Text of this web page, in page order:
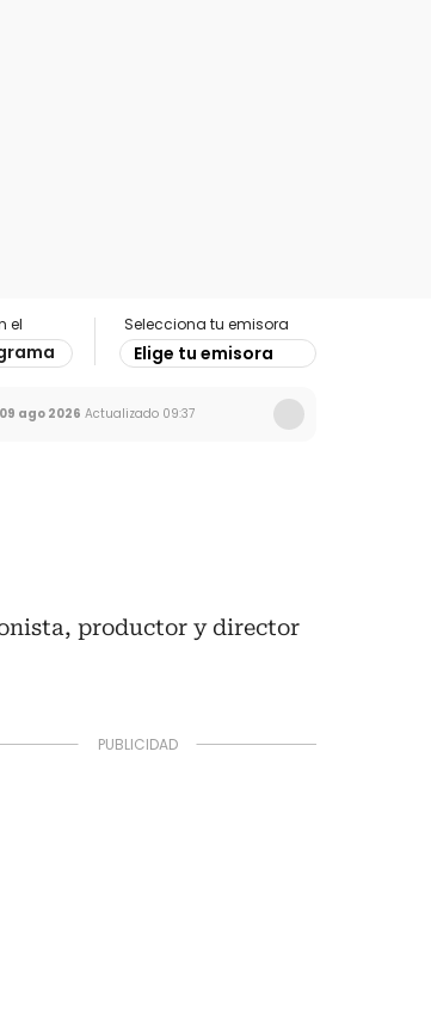
el Selecciona tu emisora
Elige tu emisora
09 ago 2026 Actualizado 09:37
productor y director